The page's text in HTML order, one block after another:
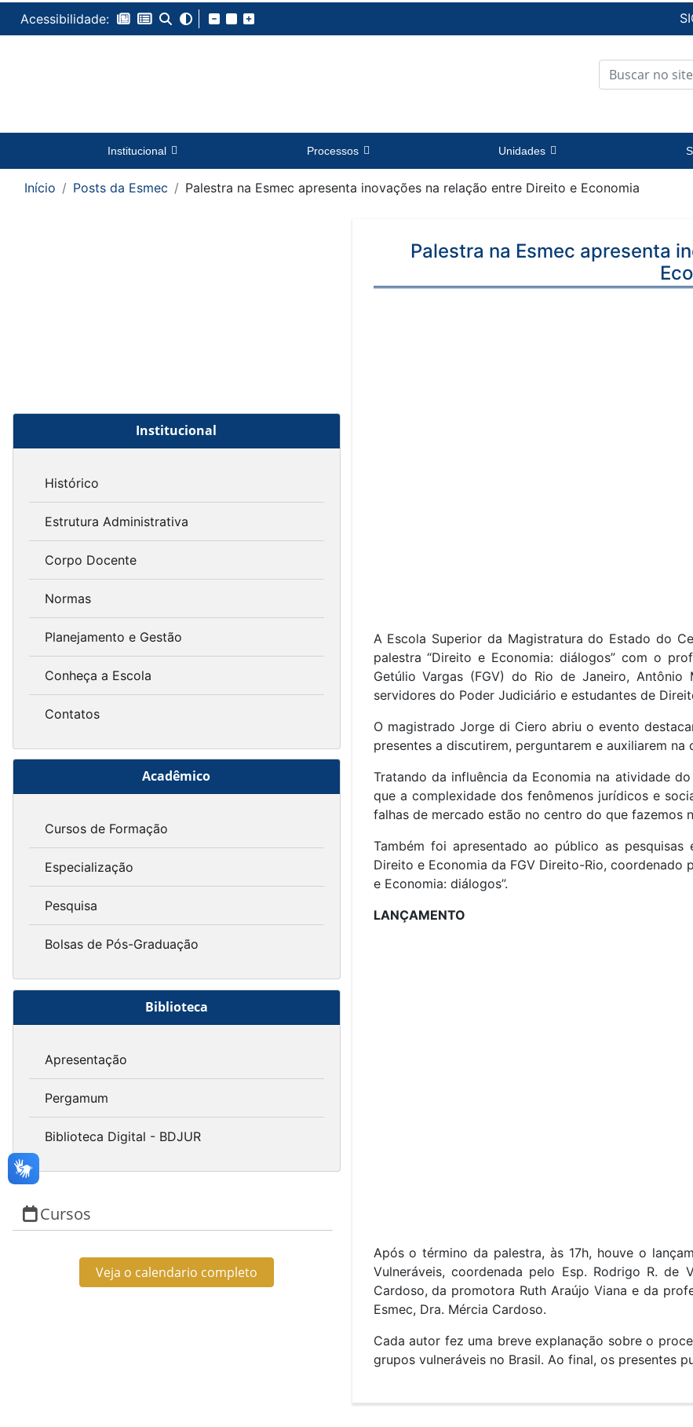
Acessibilidade:
Institucional Processos Unidades
Início Posts da Esmec Palestra na Esmec apresenta inovações na relação entre Direito e Economia
Institucional
Histórico
Estrutura Administrativa
Corpo Docente
Normas
Planejamento e Gestão
Conheça a Escola
Contatos
Acadêmico
Cursos de Formação
Especialização
Pesquisa
Bolsas de Pós-Graduação
Biblioteca
Apresentação
Pergamum
Biblioteca Digital - BDJUR
Cursos
Veja o calendario completo
Palestra na Esmec apresenta
A Escola Superior da Magistratura do Estado do
palestra “Direito e Economia: diálogos” com o
Getúlio Vargas (FGV) do Rio de Janeiro,
servidores do Poder Judiciário e estudantes de
O magistrado Jorge di Ciero abriu o evento
presentes a discutirem, perguntarem e auxiliarem
Tratando da influência da Economia na atividade
que a complexidade dos fenômenos jurídicos e
falhas de mercado estão no centro do que fazemos
Também foi apresentado ao público as
Direito e Economia da FGV Direito-Rio, coordenado
e Economia: diálogos”.
LANÇAMENTO
Após o término da palestra, às 17h, houve o
Vulneráveis, coordenada pelo Esp. Rodrigo R.
Cardoso, da promotora Ruth Araújo Viana e da
Esmec, Dra. Mércia Cardoso.
Cada autor fez uma breve explanação sobre o
grupos vulneráveis no Brasil. Ao final, os presentes